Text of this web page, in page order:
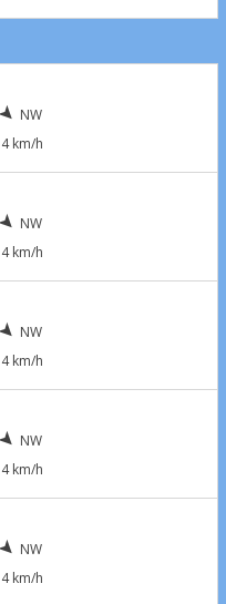
NW
4 km/h
NW
4 km/h
NW
4 km/h
NW
4 km/h
NW
4 km/h